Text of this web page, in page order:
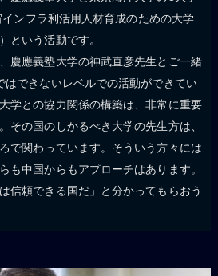
ンフラ利活用人材育成のための大学
という活動です。
慶應義塾大学の神武直彦先生とご一緒
はできないレベルでの活動ができてい
学との協力関係の構築は、非常に重要
その国のしかるべき大学の先生方は、
で関わっています。そういう方々には
も中国からもアプローチはあります。
信頼できる国だ」と分かってもらおう